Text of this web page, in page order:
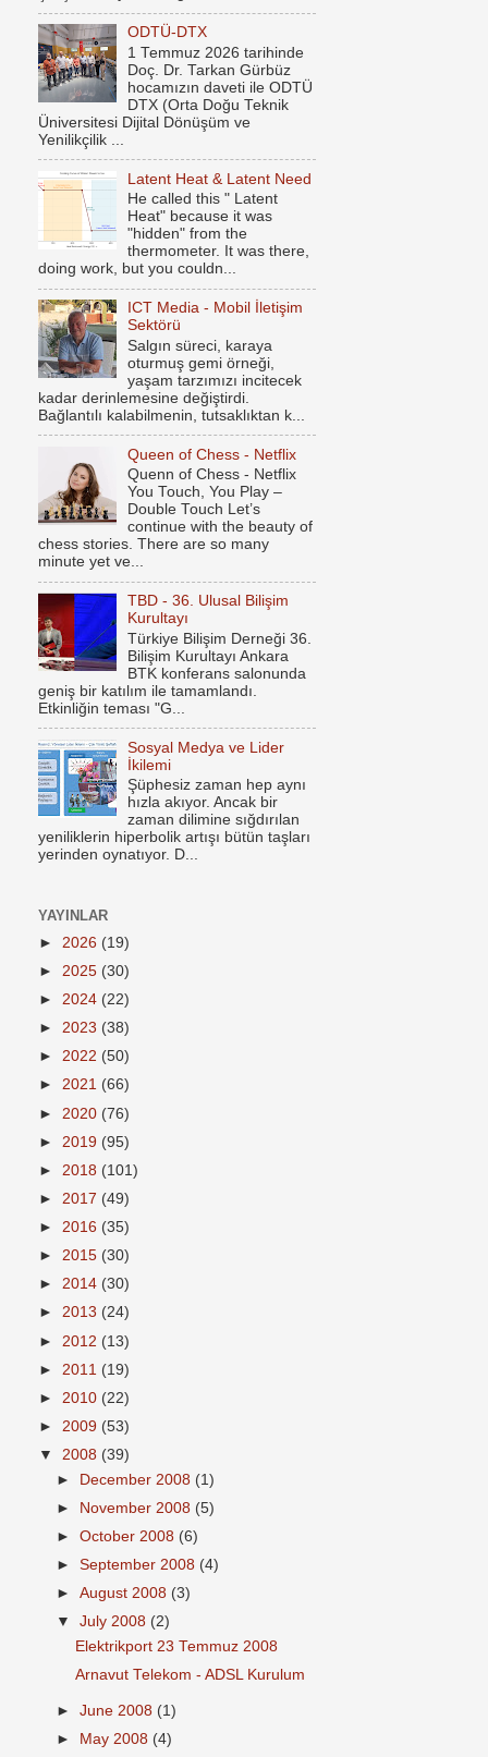
ODTÜ-DTX
1 Temmuz 2026 tarihinde
Doç. Dr. Tarkan Gürbüz
hocamızın daveti ile ODTÜ
DTX (Orta Doğu Teknik
Üniversitesi Dijital Dönüşüm ve
Yenilikçilik ...
Latent Heat & Latent Need
He called this " Latent
Heat" because it was
"hidden" from the
thermometer. It was there,
doing work, but you couldn...
ICT Media - Mobil İletişim
Sektörü
Salgın süreci, karaya
oturmuş gemi örneği,
yaşam tarzımızı incitecek
kadar derinlemesine değiştirdi.
Bağlantılı kalabilmenin, tutsaklıktan k...
Queen of Chess - Netflix
Quenn of Chess - Netflix
You Touch, You Play –
Double Touch Let’s
continue with the beauty of
chess stories. There are so many
minute yet ve...
TBD - 36. Ulusal Bilişim
Kurultayı
Türkiye Bilişim Derneği 36.
Bilişim Kurultayı Ankara
BTK konferans salonunda
geniş bir katılım ile tamamlandı.
Etkinliğin teması "G...
Sosyal Medya ve Lider
İkilemi
Şüphesiz zaman hep aynı
hızla akıyor. Ancak bir
zaman dilimine sığdırılan
yeniliklerin hiperbolik artışı bütün taşları
yerinden oynatıyor. D...
YAYINLAR
► 2026 (19)
► 2025 (30)
► 2024 (22)
► 2023 (38)
► 2022 (50)
► 2021 (66)
► 2020 (76)
► 2019 (95)
► 2018 (101)
► 2017 (49)
► 2016 (35)
► 2015 (30)
► 2014 (30)
► 2013 (24)
► 2012 (13)
► 2011 (19)
► 2010 (22)
► 2009 (53)
▼ 2008 (39)
►
December 2008 (1)
►
November 2008 (5)
►October 2008 (6)
►September 2008 (4)
►August 2008 (3)
▼July 2008 (2)
Elektrikport 23 Temmuz 2008
Arnavut Telekom - ADSL Kurulum
►June 2008 (1)
►
May 2008 (4)